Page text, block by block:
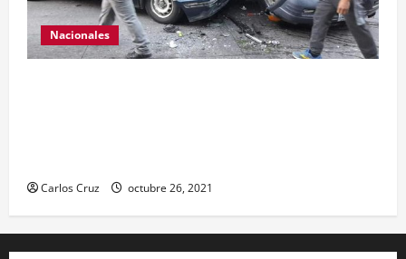
Nacionales
Carlos Cruz octubre 26, 2021